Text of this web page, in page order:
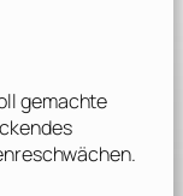
gemachte